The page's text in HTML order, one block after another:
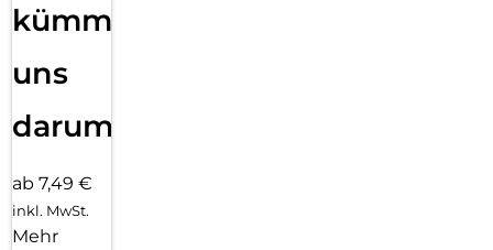
kümmern
uns
darum!
ab 7,49 €
inkl. MwSt.
Mehr